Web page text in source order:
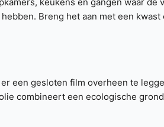
Breng het aan met een
een gesloten film overheen te
combineert een ecologische